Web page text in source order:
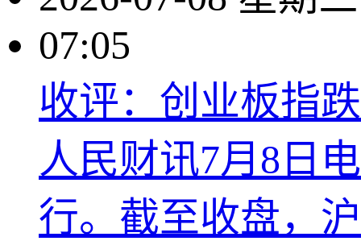
07:05
收评：创业板指
人民财讯7月8日
行。截至收盘，